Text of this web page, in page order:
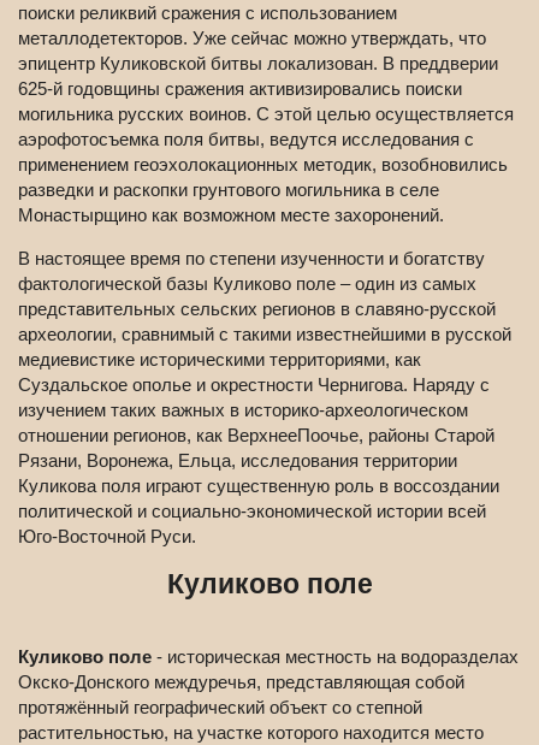
поиски реликвий сражения с использованием
металлодетекторов. Уже сейчас можно утверждать, что
эпицентр Куликовской битвы локализован. В преддверии
625-й годовщины сражения активизировались поиски
могильника русских воинов. С этой целью осуществляется
аэрофотосъемка поля битвы, ведутся исследования с
применением геоэхолокационных методик, возобновились
разведки и раскопки грунтового могильника в селе
Монастырщино как возможном месте захоронений.
В настоящее время по степени изученности и богатству
фактологической базы Куликово поле – один из самых
представительных сельских регионов в славяно-русской
археологии, сравнимый с такими известнейшими в русской
медиевистике историческими территориями, как
Суздальское ополье и окрестности Чернигова. Наряду с
изучением таких важных в историко-археологическом
отношении регионов, как ВерхнееПоочье, районы Старой
Рязани, Воронежа, Ельца, исследования территории
Куликова поля играют существенную роль в воссоздании
политической и социально-экономической истории всей
Юго-Восточной Руси.
Куликово поле
Куликово поле - историческая местность на водоразделах
Окско-Донского междуречья, представляющая собой
протяжённый географический объект со степной
растительностью, на участке которого находится место